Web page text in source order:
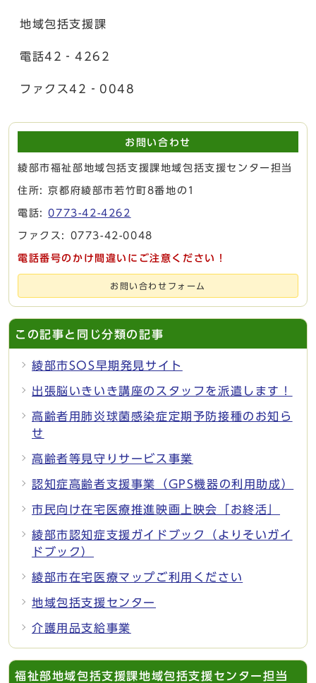
地域包括支援課
電話42‐4262
ファクス42‐0048
お問い合わせ
綾部市福祉部地域包括支援課地域包括支援センター担当
住所: 京都府綾部市若竹町8番地の1
電話:0773-42-4262
ファクス: 0773-42-0048
電話番号のかけ間違いにご注意ください！
お問い合わせフォーム
この記事と同じ分類の記事
綾部市SOS早期発見サイト
出張脳いきいき講座のスタッフを派遣します！
高齢者用肺炎球菌感染症定期予防接種のお知ら
せ
高齢者等見守りサービス事業
認知症高齢者支援事業（GPS機器の利用助成）
市民向け在宅医療推進映画上映会「お終活」
綾部市認知症支援ガイドブック（よりそいガイ
ドブック）
綾部市在宅医療マップご利用ください
地域包括支援センター
介護用品支給事業
福祉部地域包括支援課地域包括支援センター担当